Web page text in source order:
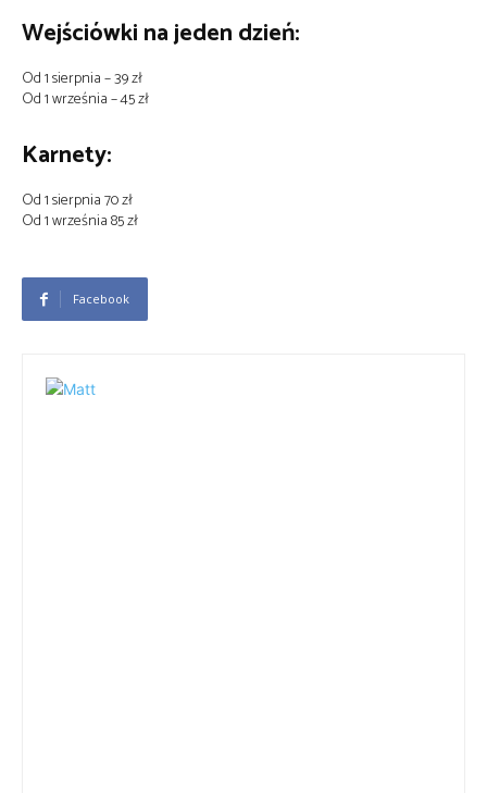
Wejściówki na jeden dzień:
Od 1 sierpnia – 39 zł
Od 1 września – 45 zł
Karnety:
Od 1 sierpnia 70 zł
Od 1 września 85 zł
Facebook